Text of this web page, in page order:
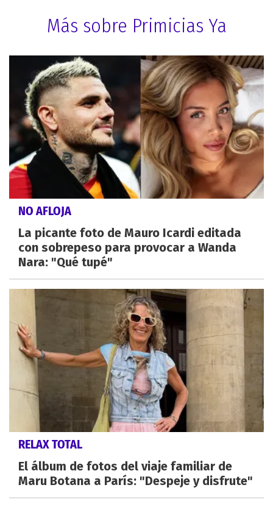
Más sobre Primicias Ya
NO AFLOJA
La picante foto de Mauro Icardi editada
con sobrepeso para provocar a Wanda
Nara: "Qué tupé"
RELAX TOTAL
El álbum de fotos del viaje familiar de
Maru Botana a París: "Despeje y disfrute"